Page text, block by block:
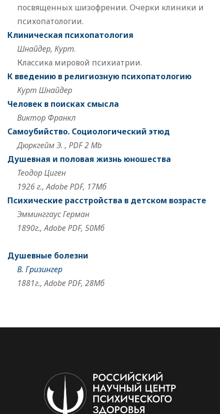
посвященных шизофрении. Очерки клиники и
психопатологии.
Клиническая психопатология
Шнайдер, Курт.
Классика мировой психиатрии.
К введению в религиозную психопатологию
Курт Шнайдер
Человек в поисках смысла
Виктор Франкл
Самоубийство. Социологический этюд
Дюркгейм Э. , PDF 2 Mb
Душевная и половая жизнь юношества
Теодор Циген
1926 г., Adobe PDF, 17Мб
Психические расстройства в детском возрасте
Эмминггаус Герман
1890г., Adobe PDF, 50Мб
Душевные болезни
В. Гризингер
1881г., Adobe PDF, 28Мб